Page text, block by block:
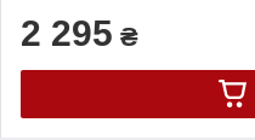
2 295 ₴